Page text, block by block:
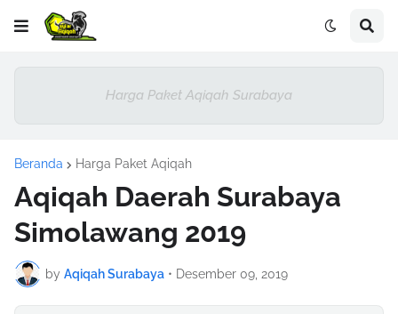
Harga Paket Aqiqah Surabaya
Beranda Harga Paket Aqiqah
Aqiqah Daerah Surabaya
Simolawang 2019
by Aqiqah Surabaya • Desember 09, 2019